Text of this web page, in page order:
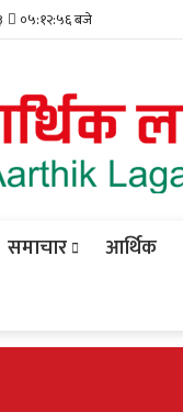
०५:१२:५७ बजे
समाचार आर्थिक